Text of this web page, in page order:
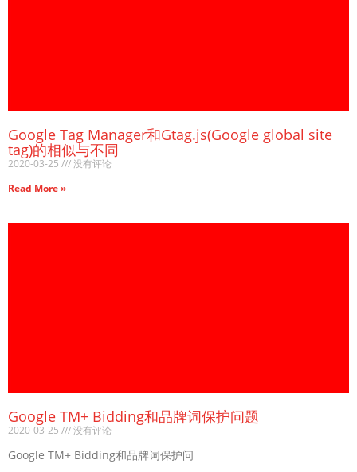
Google Tag Manager和Gtag.js(Google global site
tag)的相似与不同
2020-03-25
没有评论
Read More »
Google TM+ Bidding和品牌词保护问题
2020-03-25 没有评论
Google TM+ Bidding和品牌词保护问